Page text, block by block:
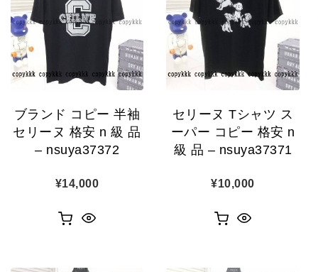
ブランド コピー 半袖
セリーヌ 格安 n 級 品
– nsuya37372
¥14,000
セリーヌ Tシャツ ス
ーパー コピー 格安 n
級 品 – nsuya37371
¥10,000